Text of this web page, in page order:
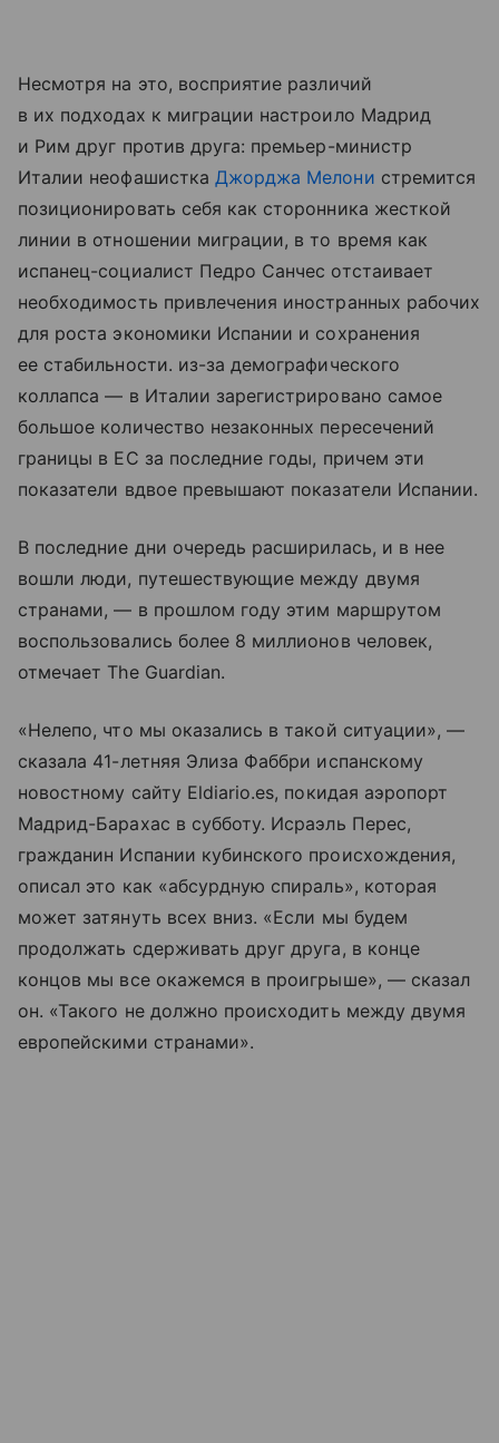
Несмотря на это, восприятие различий
в их подходах к миграции настроило Мадрид
и Рим друг против друга: премьер-министр
Италии неофашистка Джорджа Мелони стремится
позиционировать себя как сторонника жесткой
линии в отношении миграции, в то время как
испанец-социалист Педро Санчес отстаивает
необходимость привлечения иностранных рабочих
для роста экономики Испании и сохранения
ее стабильности. из-за демографического
коллапса — в Италии зарегистрировано самое
большое количество незаконных пересечений
границы в ЕС за последние годы, причем эти
показатели вдвое превышают показатели Испании.
В последние дни очередь расширилась, и в нее
вошли люди, путешествующие между двумя
странами, — в прошлом году этим маршрутом
воспользовались более 8 миллионов человек,
отмечает The Guardian.
«Нелепо, что мы оказались в такой ситуации», —
сказала 41-летняя Элиза Фаббри испанскому
новостному сайту Eldiario.es, покидая аэропорт
Мадрид-Барахас в субботу. Исраэль Перес,
гражданин Испании кубинского происхождения,
описал это как «абсурдную спираль», которая
может затянуть всех вниз. «Если мы будем
продолжать сдерживать друг друга, в конце
концов мы все окажемся в проигрыше», — сказал
он. «Такого не должно происходить между двумя
европейскими странами».